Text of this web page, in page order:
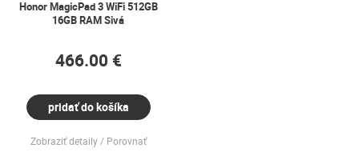
Honor MagicPad 3 WiFi 512GB
16GB RAM Sivá
466.00 €
pridať do košíka
Zobraziť detaily Porovnať